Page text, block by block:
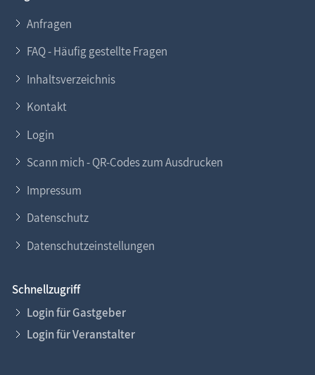
Anfragen
FAQ - Häufig gestellte Fragen
Inhaltsverzeichnis
Kontakt
Login
Scann mich - QR-Codes zum Ausdrucken
Impressum
Datenschutz
Datenschutzeinstellungen
Schnellzugriff
Login für Gastgeber
Login für Veranstalter